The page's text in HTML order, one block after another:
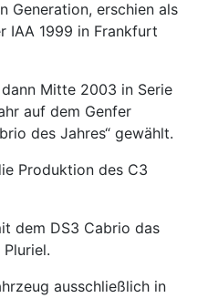
Generation, erschien als
IAA 1999 in Frankfurt
Mitte 2003 in Serie
auf dem Genfer
des Jahres“ gewählt.
Produktion des C3
dem DS3 Cabrio das
ausschließlich in